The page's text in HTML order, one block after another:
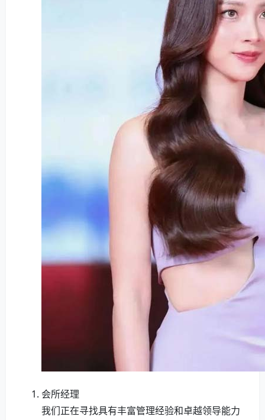
会所经理
我们正在寻找具有丰富管理经验和卓越领导能力